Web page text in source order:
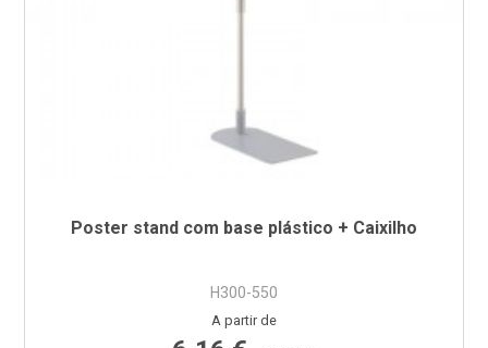
Poster stand com base plástico + Caixilho
H300-550
Preço
A partir de